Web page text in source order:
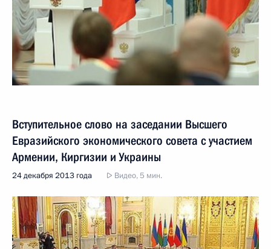
Вступительное слово на заседании Высшего
Евразийского экономического совета с участием
Армении, Киргизии и Украины
24 декабря 2013 года Видео, 5 мин.